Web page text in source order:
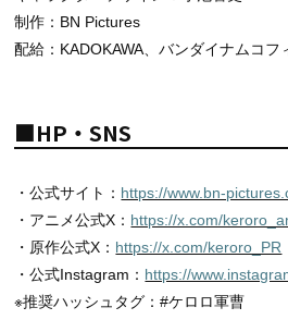
制作：BN Pictures
配給：KADOKAWA、バンダイナムコフ
■HP・SNS
・公式サイト： https://www.bn-
・アニメ公式X： https://x.com/
・原作公式X： https://x.com/keroro_PR
・公式Instagram： https://
※推奨ハッシュタグ：#ケロロ軍曹